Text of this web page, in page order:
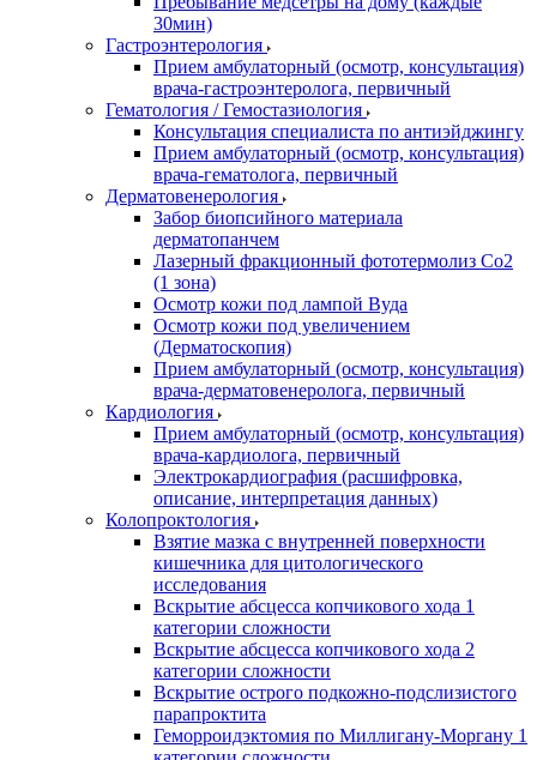
30мин)
Гастроэнтерология
Прием амбулаторный (осмотр, консультация)
врача-гастроэнтеролога, первичный
Гематология / Гемостазиология
Консультация специалиста по антиэйджингу
Прием амбулаторный (осмотр, консультация)
врача-гематолога, первичный
Дерматовенерология
Забор биопсийного материала
дерматопанчем
Лазерный фракционный фототермолиз Со2
(1 зона)
Осмотр кожи под лампой Вуда
Осмотр кожи под увеличением
(Дерматоскопия)
Прием амбулаторный (осмотр, консультация)
врача-дерматовенеролога, первичный
Кардиология
Прием амбулаторный (осмотр, консультация)
врача-кардиолога, первичный
Электрокардиография (расшифровка,
описание, интерпретация данных)
Колопроктология
Взятие мазка с внутренней поверхности
кишечника для цитологического
исследования
Вскрытие абсцесса копчикового хода 1
категории сложности
Вскрытие абсцесса копчикового хода 2
категории сложности
Вскрытие острого подкожно-подслизистого
парапроктита
Геморроидэктомия по Миллигану-Моргану 1